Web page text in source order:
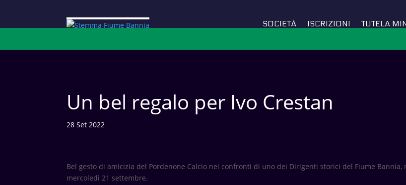
SOCIETÀ ISCRIZIONI TUTELA
Un bel regalo per Ivo Crestan
28 Set 2022
Bel gesto di amicizia del Pordenone Calcio nei confronti di uno dei Dirigenti storici del Fiume
mercoledì 21 settembre.